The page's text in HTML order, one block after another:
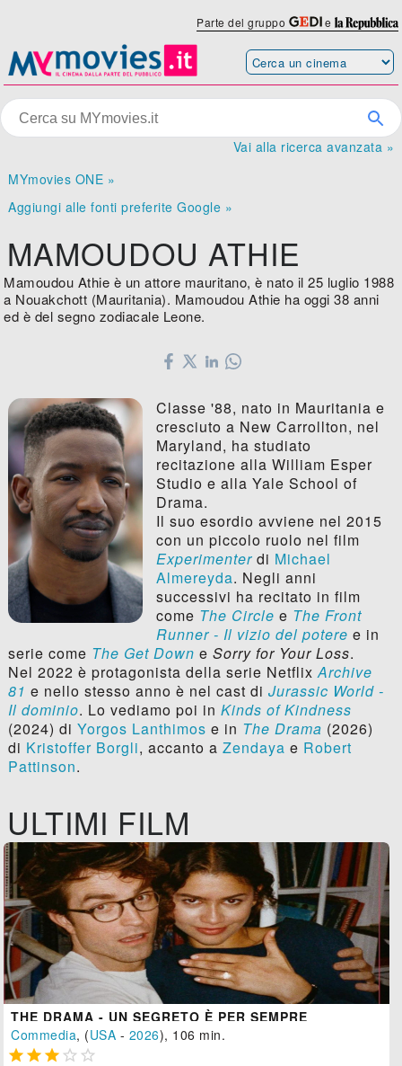
Parte del gruppo e
Vai alla ricerca avanzata »
MYmovies ONE »
Aggiungi alle fonti preferite Google »
MAMOUDOU ATHIE
Mamoudou Athie è un attore mauritano, è nato il 25 luglio 1988
a Nouakchott (Mauritania). Mamoudou Athie ha oggi 38 anni
ed è del segno zodiacale Leone.
Classe '88, nato in Mauritania e
cresciuto a New Carrollton, nel
Maryland, ha studiato
recitazione alla William Esper
Studio e alla Yale School of
Drama.
Il suo esordio avviene nel 2015
con un piccolo ruolo nel film
Experimenterdi Michael
Almereyda. Negli anni
successivi ha recitato in film
come The Circle e The Front
Runner - Il vizio del potere e in
serie come The Get Down e Sorry for Your Loss.
Nel 2022 è protagonista della serie NetflixArchive
81 e nello stesso anno è nel cast di Jurassic World -
Il dominio. Lo vediamo poi in Kinds of Kindness
(2024) di Yorgos Lanthimos e in The Drama (2026)
di Kristoffer Borgli, accanto a Zendaya e Robert
Pattinson.
ULTIMI FILM
THE DRAMA - UN SEGRETO È PER SEMPRE
Commedia, (USA - 2026), 106 min.
    